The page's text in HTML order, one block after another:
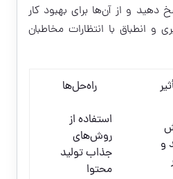
دهید و از آن‌ها برای بهبود کار
و انطباق با انتظارات مخاطبان
راه‌حل‌ها
و
استفاده از
روش‌های
جذاب تولید
محتوا